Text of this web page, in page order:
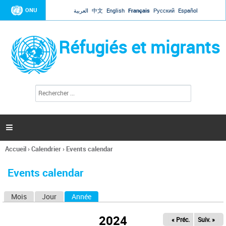
Jump to navigation
ONU العربية 中文 English Français Русский Español
Réfugiés et migrants
l
c
h
e

Vous
ici
Accueil›Calendrier› Events calendar
Events calendar
Mois Jour Année
2024 « Préc. Suiv. »